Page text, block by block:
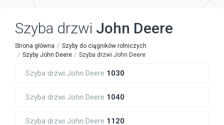
Szyba drzwi John Deere
Strona główna
Szyby do ciągników rolniczych
Szyby John Deere
Szyba drzwi John Deere
Szyba drzwi John Deere 1030
Szyba drzwi John Deere 1040
Szyba drzwi John Deere 1120